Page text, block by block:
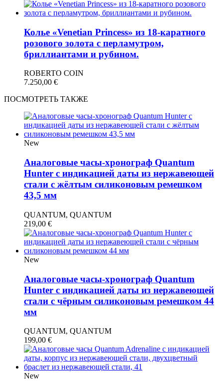
Колье «Venetian Princess» из 18-каратного
розового золота с перламутром,
бриллиантами и рубином.
ROBERTO COIN
7.250,00 €
ПОСМОТРЕТЬ ТАКЖЕ
New
Аналоговые часы-хронограф Quantum
Hunter с индикацией даты из нержавеющей
стали с жёлтым силиконовым ремешком
43,5 мм
QUANTUM, QUANTUM
219,00 €
New
Аналоговые часы-хронограф Quantum
Hunter с индикацией даты из нержавеющей
стали с чёрным силиконовым ремешком 44
мм
QUANTUM, QUANTUM
199,00 €
New